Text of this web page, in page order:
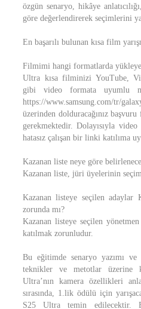
özgün senaryo, hikâye
göre değerlendirerek seçimlerini
En başarılı bulunan kısa film
Filmimi hangi formatlarda
Ultra kısa filminizi YouTube,
gibi video formata uyumlu
https://www.samsung.com/
üzerinden dolduracağınız başvuru
gerekmektedir. Dolayısıyla
hatasız çalışan bir linki katılıma
Kazanan liste neye göre
Kazanan liste, jüri üyelerinin
Kazanan listeye seçilen adaylar
zorunda mı?
Kazanan listeye seçilen
katılmak zorunludur.
Bu eğitimde senaryo yazımı
teknikler ve metotlar üzerine
Ultra’nın kamera özellikleri
sırasında, 1.lik ödülü için
S25 Ultra temin edilecektir.